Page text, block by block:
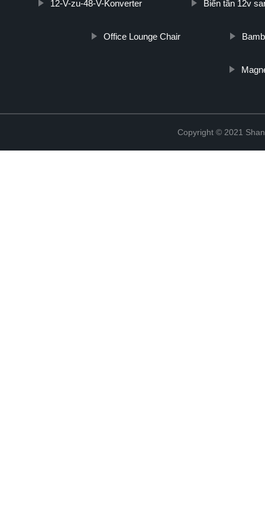
12-V-zu-48-V-Konverter Biến tần 12v
Office Lounge Chair
Copyright © 2021